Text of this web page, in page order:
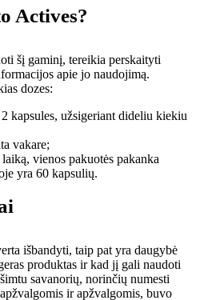
Actives?
šį gaminį, tereikia perskaityti
apie jo naudojimą.
dozes:
kapsules, užsigeriant dideliu kiekiu
vakare;
vienos pakuotės pakanka
yra 60 kapsulių.
išbandyti, taip pat yra daugybė
produktas ir kad jį gali naudoti
savanorių, norinčių numesti
ir apžvalgomis, buvo